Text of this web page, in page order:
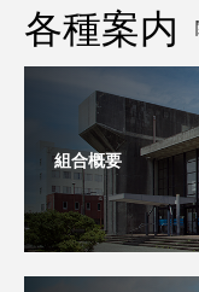
各種案内
組合概要